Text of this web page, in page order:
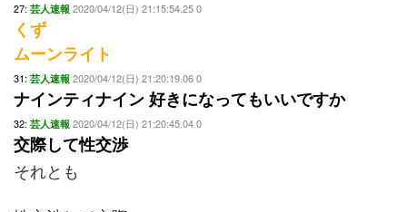
27: 芸人速報 2020/04/12(日) 21:15:54.25 0
くず
ムーンライト
31: 芸人速報 2020/04/12(日) 21:20:19.06 0
ナインティナイン 好きになってもいいですか
32: 芸人速報 2020/04/12(日) 21:20:45.04 0
交際して性交渉
それとも